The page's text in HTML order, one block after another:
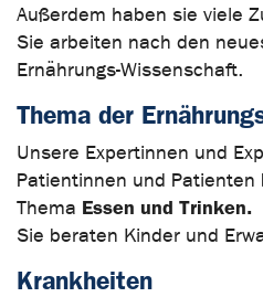
Außerdem haben sie viele
Sie arbeiten nach den
Ernährungs-Wissenschaft.
Thema der
Unsere Expertinnen und
Patientinnen und Patienten
Thema Essen und Trinken.
Sie beraten Kinder und
Krankheiten